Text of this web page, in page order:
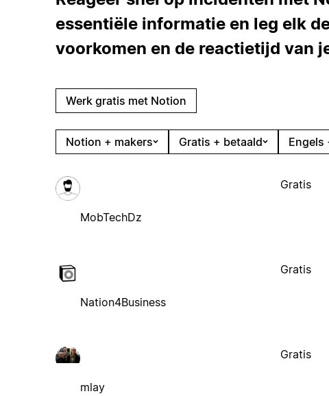
essentiële informatie en leg elk
voorkomen en de reactietijd van
Werk gratis met Notion
Notion + makers Gratis + betaald Engels
MobTechDz
Gratis
Nation4Business
Gratis
mlay
Gratis